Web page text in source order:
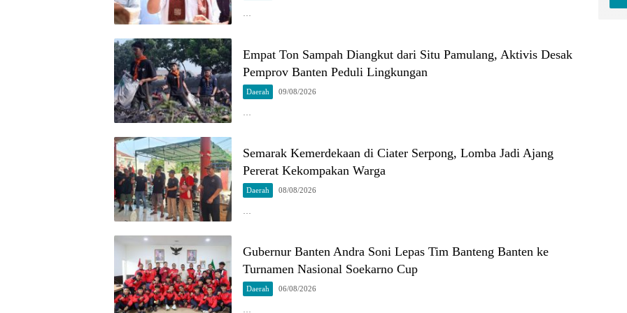
…
Empat Ton Sampah Diangkut dari Situ Pamulang, Aktivis Desak
Pemprov Banten Peduli Lingkungan
Daerah 09/08/2026
Semarak Kemerdekaan di Ciater Serpong, Lomba Jadi Ajang
Pererat Kekompakan Warga
Daerah 08/08/2026
…
Gubernur Banten Andra Soni Lepas Tim Banteng Banten ke
Turnamen Nasional Soekarno Cup
Daerah 06/08/2026
…